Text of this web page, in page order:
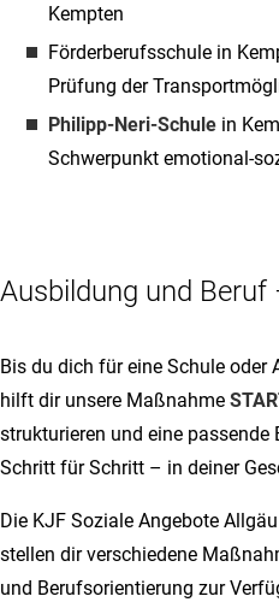
Kempten
Förderberufsschule in
Prüfung der
Philipp-Neri-Schule in
Schwerpunkt emotional-
Ausbildung und Beruf
Bis du dich für eine Schule oder
hilft dir unsere Maßnahme
strukturieren und eine
Schritt für Schritt – in deiner
Die KJF Soziale Angebote
stellen dir verschiedene
und Berufsorientierung zur